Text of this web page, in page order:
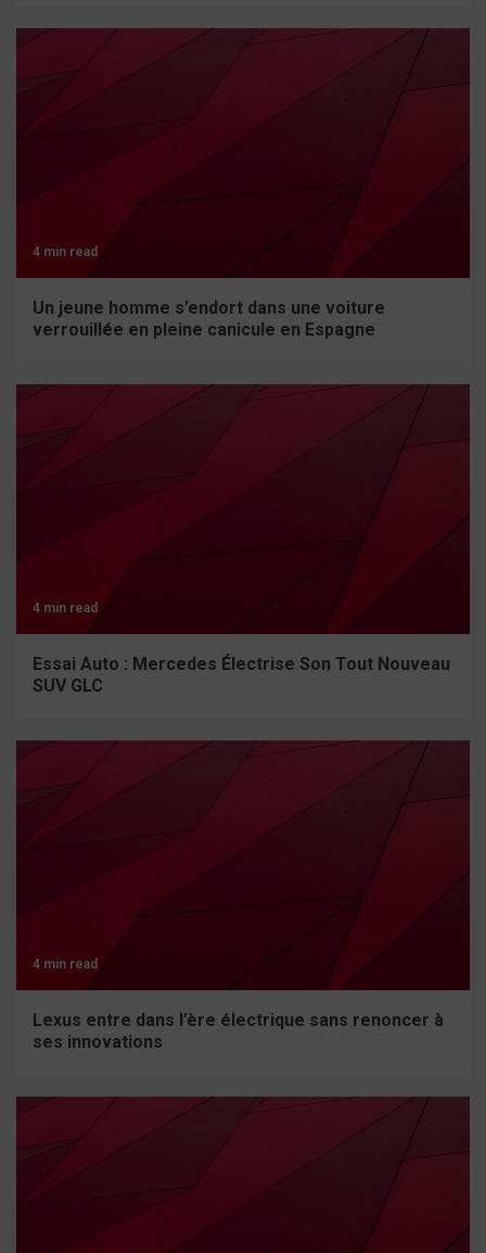
4 min read
Un jeune homme s’endort dans une voiture
verrouillée en pleine canicule en Espagne
4 min read
Essai Auto : Mercedes Électrise Son Tout Nouveau
SUV GLC
4 min read
Lexus entre dans l’ère électrique sans renoncer à
ses innovations